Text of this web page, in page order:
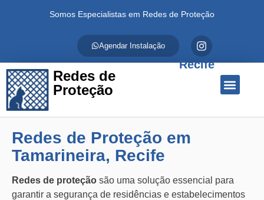
Somos Especialistas em Redes de Proteção
Agendar Instalação
Redes de
Proteção
Recife
Redes de Proteção em
Tamarineira, Recife
Redes de proteção são uma solução essencial para
garantir a segurança de residências e estabelecimentos